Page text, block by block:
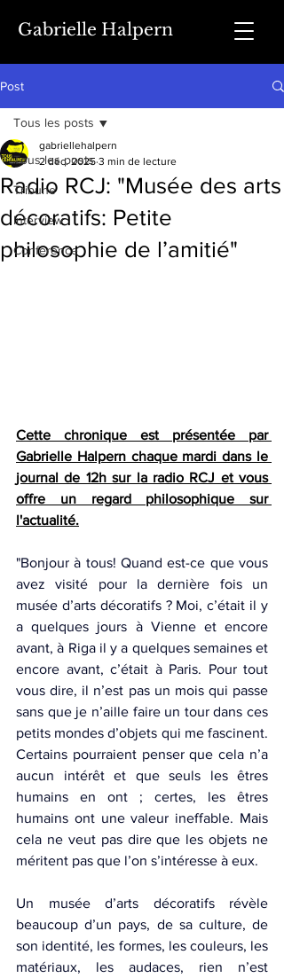
Gabrielle Halpern
Post
Tous les posts
Tribune
Interview
Conférence
Tous les posts
Radio RCJ: "Musée des arts
décoratifs: Petite
philosophie de l’amitié"
gabriellehalpern
2 déc. 2025 3 min de lecture
Cette chronique est présentée par
Gabrielle Halpern chaque mardi dans le
journal de 12h sur la radio RCJ et vous
offre un regard philosophique sur
l'actualité.
"Bonjour à tous! Quand est-ce que vous
avez visité pour la dernière fois un
musée d’arts décoratifs ? Moi, c’était il y
a quelques jours à Vienne et encore
avant, à Riga il y a quelques semaines et
encore avant, c’était à Paris. Pour tout
vous dire, il n’est pas un mois qui passe
sans que je n’aille faire un tour dans ces
petits mondes d’objets qui me fascinent.
Certains pourraient penser que cela n’a
aucun intérêt et que seuls les êtres
humains en ont ; certes, les êtres
humains ont une valeur ineffable. Mais
cela ne veut pas dire que les objets ne
méritent pas que l’on s’intéresse à eux.
Un musée d’arts décoratifs révèle
beaucoup d’un pays, de sa culture, de
son identité, les formes, les couleurs, les
matériaux, les audaces, rien n’est